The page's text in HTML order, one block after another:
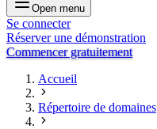
Open menu
Se connecter
Réserver une démonstration
Commencer gratuitement
Accueil
Répertoire de domaines